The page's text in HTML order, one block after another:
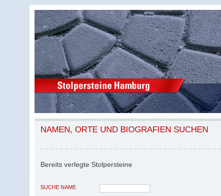
NAMEN, ORTE UND BIOGRAFIEN SUCHEN
Bereits verlegte Stolpersteine
SUCHE NAME